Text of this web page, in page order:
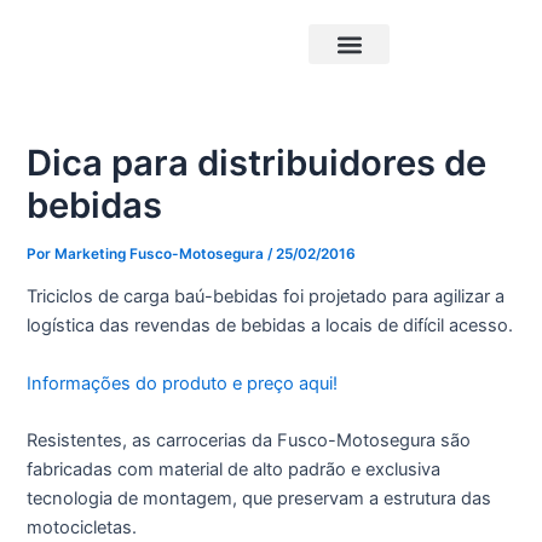
Dica para distribuidores de
bebidas
PorMarketing Fusco-Motosegura /25/02/2016
Triciclos de carga baú-bebidas foi projetado para agilizar a
logística das revendas de bebidas a locais de difícil acesso.
Informações do produto e preço aqui!
Resistentes, as carrocerias da Fusco-Motosegura são
fabricadas com material de alto padrão e exclusiva
tecnologia de montagem, que preservam a estrutura das
motocicletas.